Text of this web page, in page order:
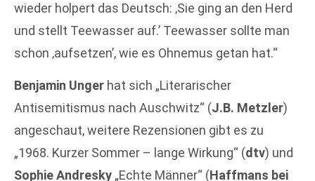
wieder holpert das Deutsch: ‚Sie ging an den Herd
und stellt Teewasser auf.’ Teewasser sollte man
schon ‚aufsetzen’, wie es Ohnemus getan hat.“
Benjamin Unger hat sich „Literarischer
Antisemitismus nach Auschwitz“ (J.B. Metzler)
angeschaut, weitere Rezensionen gibt es zu
„1968. Kurzer Sommer – lange Wirkung“ (dtv) und
Sophie Andresky „Echte Männer“ (Haffmans bei